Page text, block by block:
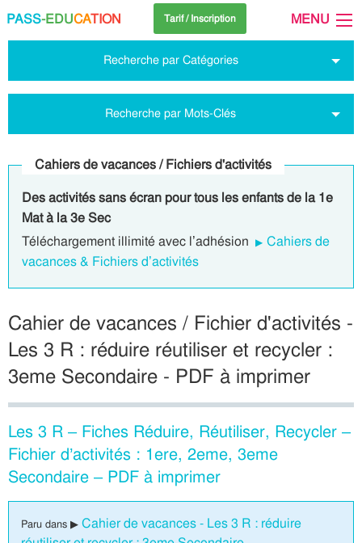
PASS-EDUCATION Tarif / Inscription MENU
Recherche par Catégories
Recherche par Mots-Clés
Cahiers de vacances / Fichiers d'activités
Des activités sans écran pour tous les enfants de la 1e
Mat à la 3e Sec
Téléchargement illimité avec l’adhésion
Cahiers de
vacances & Fichiers d’activités
Cahier de vacances / Fichier d'activités -
Les 3 R : réduire réutiliser et recycler :
3eme Secondaire - PDF à imprimer
Les 3 R – Fiches Réduire, Réutiliser, Recycler –
Fichier d’activités : 1ere, 2eme, 3eme
Secondaire – PDF à imprimer
Paru dans ▶ Cahier de vacances - Les 3 R : réduire